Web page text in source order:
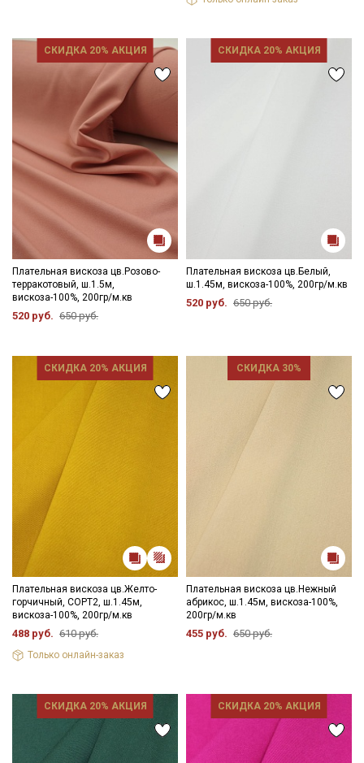
СКИДКА 20% АКЦИЯ
Плательная вискоза цв.Розово-
терракотовый, ш.1.5м,
вискоза-100%, 200гр/м.кв
520 руб. 650 руб.
СКИДКА 20% АКЦИЯ
Плательная вискоза цв.Белый,
ш.1.45м, вискоза-100%, 200гр/м.кв
520 руб. 650 руб.
СКИДКА 20% АКЦИЯ
Плательная вискоза цв.Желто-
горчичный, СОРТ2, ш.1.45м,
вискоза-100%, 200гр/м.кв
488 руб. 610 руб.
Только онлайн-заказ
СКИДКА 30%
Плательная вискоза цв.Нежный
абрикос, ш.1.45м, вискоза-100%,
200гр/м.кв
455 руб. 650 руб.
СКИДКА 20% АКЦИЯ СКИДКА 20% АКЦИЯ
Электронная почта
Подписаться
Ознакомлен(а) с
Политикой обработки персональных
данных
и даю
Согласие на обработку персональных
данных
Согласие на получение рекламных и
информационных рассылок